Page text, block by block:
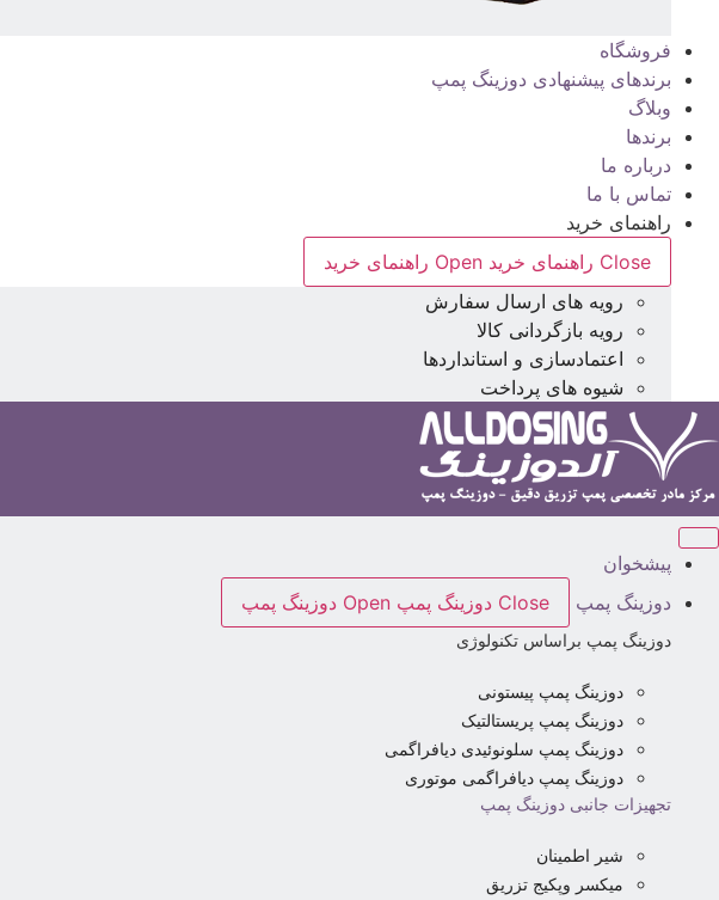
فروشگاه
برندهای پیشنهادی دوزینگ پمپ
وبلاگ
برندها
درباره ما
تماس با ما
راهنمای خرید
Close راهنمای خرید
Open راهنمای خرید
رویه های ارسال سفارش
رویه بازگردانی کالا
اعتمادسازی و استانداردها
شیوه های پرداخت
پیشخوان
دوزینگ پمپ
Close دوزینگ پمپ Open دوزینگ پمپ
دوزینگ پمپ براساس تکنولوژی
دوزینگ پمپ پیستونی
دوزینگ پمپ پریستالتیک
دوزینگ پمپ سلونوئیدی دیافراگمی
دوزینگ پمپ دیافراگمی موتوری
تجهیزات جانبی دوزینگ پمپ
شیر اطمینان
میکسر وپکیج تزریق